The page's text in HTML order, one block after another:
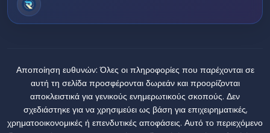
Αποποίηση ευθυνών: Όλες οι πληροφορίες που παρέχονται σε
αυτή τη σελίδα προσφέρονται δωρεάν και προορίζονται
αποκλειστικά για γενικούς ενημερωτικούς σκοπούς. Δεν
σχεδιάστηκε για να χρησιμεύει ως βάση για επιχειρηματικές,
χρηματοοικονομικές ή επενδυτικές αποφάσεις. Αυτό το περιεχόμενο